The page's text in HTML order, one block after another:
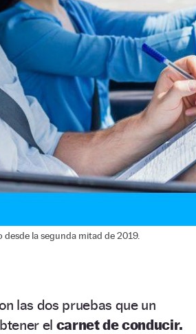
la segunda mitad de 2019.
las dos pruebas que un
el carnet de conducir.